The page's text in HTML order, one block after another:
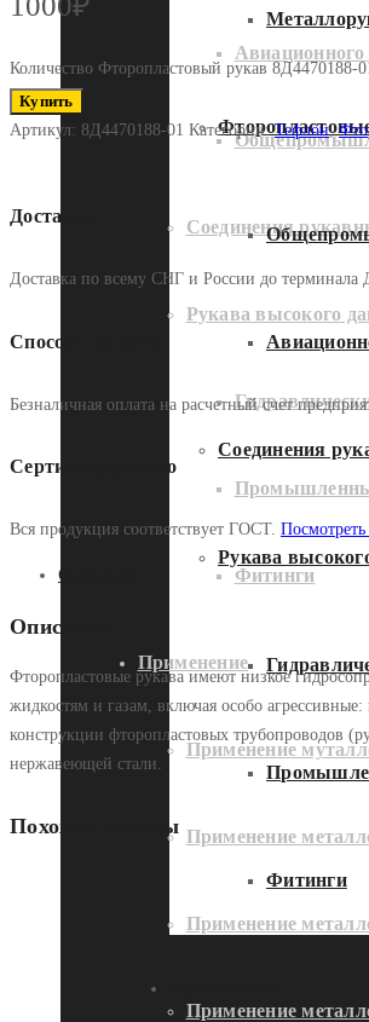
Авиационного
Соединения
Рукава высокого
Фитинги
Применение
Применение
Применение
Применение
Применение
Соединения
Рукава
Фитинги
Количество Фторопластовый рукав 8Д4470188-
Купить
Артикул: 8Д4470188-01 Категории:Тефлон,
Доставка
Доставка по всему СНГ и России до терминала
Способы оплаты
Безналичная оплата на расчетный счет
Сертифицировано
Вся продукция соответствует ГОСТ. Посмотреть
Описание
Описание
Фторопластовые рукава имеют низкое
жидкостям и газам, включая особо
конструкции фторопластовых трубопроводов
нержавеющей стали.
Похожие товары